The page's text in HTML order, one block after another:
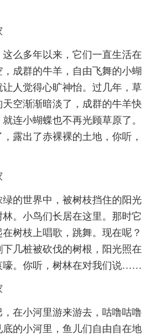
么多年以来，它们一直生活在
成群的牛羊，自由飞舞的小蝴
人觉得心旷神怡。过几年，草
空渐渐暗淡了，成群的牛羊快
连小蝴蝶也不再光顾草原了。
露出了赤裸裸的土地，你听，
的世界中，被树枝挡住的阳光
。小鸟们长居在这里。那时它
树枝上唱歌，跳舞。现在呢？
几桩被砍伐的树根，阳光照在
嚎。你听，树林在对我们说……
，在小河里游来游去，咕噜咕噜
的小河里，鱼儿们自由自在地